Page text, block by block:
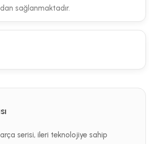
sağlanmaktadır.
serisi, ileri teknolojiye sahip